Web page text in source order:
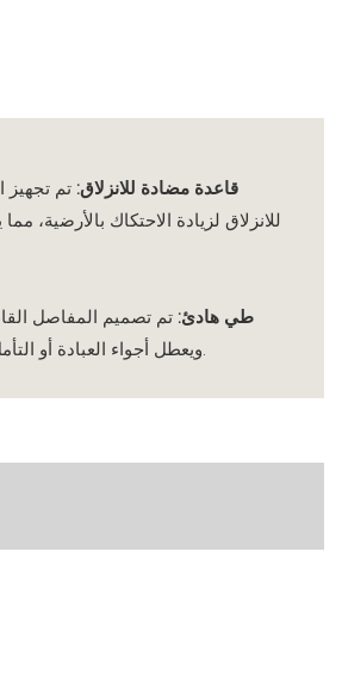
1. قاعدة مضادة للانزلاق: تم
للانزلاق لزيادة الاحتكاك بالأرضية،
2. طي هادئ: تم تصميم المفاصل
ويعطل أجواء العبادة أوللمصلين بالتركيز على تجربتهم الدينية.